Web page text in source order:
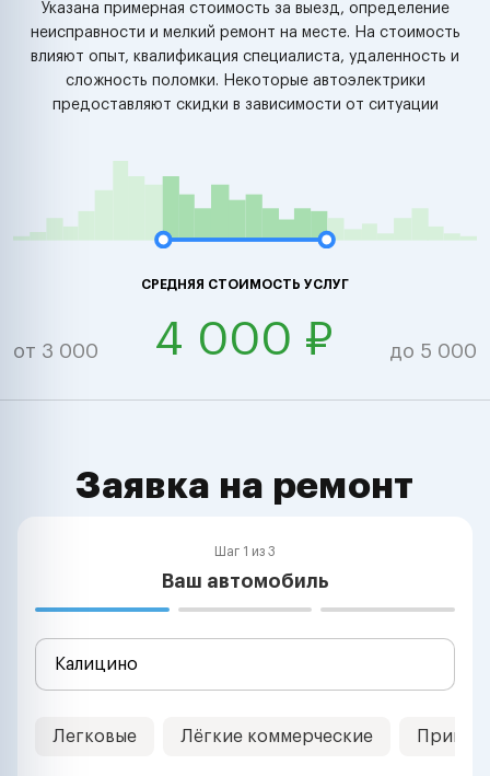
Указана примерная стоимость за выезд, определение
неисправности и мелкий ремонт на месте. На стоимость
влияют опыт, квалификация специалиста, удаленность и
сложность поломки. Некоторые автоэлектрики
предоставляют скидки в зависимости от ситуации
СРЕДНЯЯ СТОИМОСТЬ УСЛУГ
от 3 000 4 000 ₽ до 5 000
Заявка на ремонт
Шаг 1 из 3
Ваш автомобиль
Легковые Лёгкие коммерческие